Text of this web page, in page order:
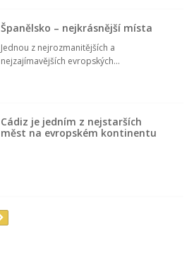
Španělsko – nejkrásnější místa
Jednou z nejrozmanitějších a
nejzajímavějších evropských...
Cádiz je jedním z nejstarších
měst na evropském kontinentu